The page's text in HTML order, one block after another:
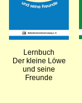
Lernbuch
Der kleine Löwe
und seine
Freunde